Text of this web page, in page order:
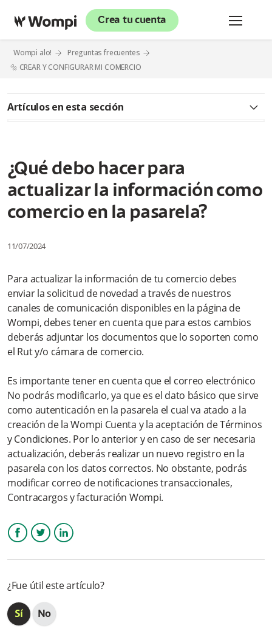
Crea tu cuenta
Wompi alo!
Preguntas frecuentes
🔩 CREAR Y CONFIGURAR MI COMERCIO
Artículos en esta sección
¿Qué es Wompi?
¿Qué hace una plataforma de pagos como Wompi?
¿Cuáles son los planes y tarifas que maneja la plataforma
¿Cuánto cuesta abrir una cuenta en Wompi?
Quiero hacer mi registro a la Plataforma Wompi desde mi
celular. ¿Es Posible?
Olvidé mi contraseña ¿Cómo puedo restablecerla?
¿Puedo actualizar mis datos de email y teléfono de registro?
¿Puedo subir un logo personalizado?
Más información
¿Qué debo hacer para
actualizar la información como
comercio en la pasarela?
11/07/2024
Para actualizar la información de tu comercio debes
enviar la solicitud de novedad a través de nuestros
canales de comunicación disponibles en la página de
Wompi, debes tener en cuenta que para estos cambios
deberás adjuntar los documentos que lo soporten como
el Rut y/o cámara de comercio.
Es importante tener en cuenta que el correo electrónico
No podrás modificarlo, ya que es el dato básico que sirve
como autenticación en la pasarela el cual va atado a la
creación de la Wompi Cuenta y la aceptación de Términos
y Condiciones. Por lo anterior y en caso de ser necesaria
actualización, deberás realizar un nuevo registro en la
pasarela con los datos correctos. No obstante, podrás
modificar correo de notificaciones transaccionales,
Contracargos y facturación Wompi.
¿Fue útil este artículo?